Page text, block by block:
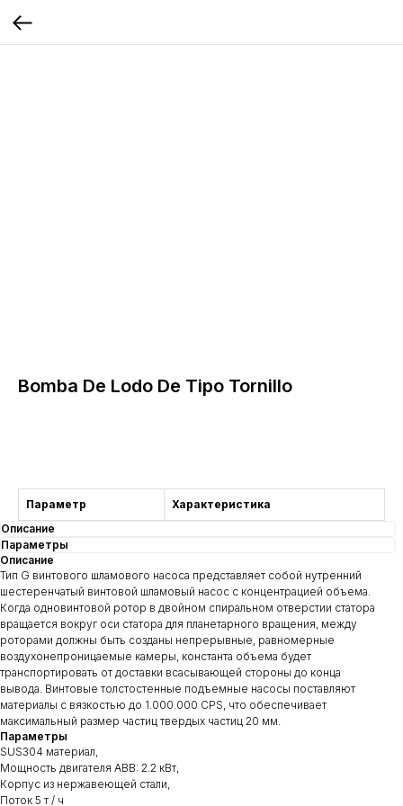
Bomba De Lodo De Tipo Tornillo
Параметр
Характеристика
Описание
Параметры
Описание
Тип G винтового шламового насоса представляет собой нутренний
шестеренчатый винтовой шламовый насос с концентрацией объема.
Когда одновинтовой ротор в двойном спиральном отверстии статора
вращается вокруг оси статора для планетарного вращения, между
роторами должны быть созданы непрерывные, равномерные
воздухонепроницаемые камеры, константа объема будет
транспортировать от доставки всасывающей стороны до конца
вывода. Винтовые толстостенные подъемные насосы поставляют
материалы с вязкостью до 1.000.000 CPS, что обеспечивает
максимальный размер частиц твердых частиц 20 мм.
Параметры
SUS304 материал,
Мощность двигателя ABB: 2.2 кВт,
Корпус из нержавеющей стали,
Поток 5 т / ч